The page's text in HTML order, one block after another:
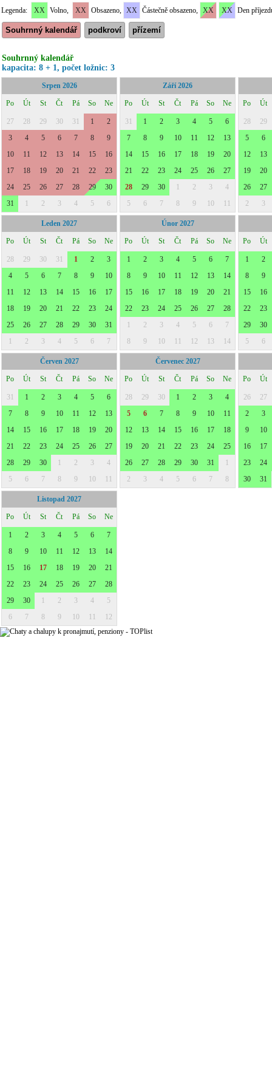
Legenda: XX Volno, XX Obsazeno, XX Částečně obsazeno, XX XX Den
Souhrnný kalendář podkroví přízemí
Souhrnný kalendář
kapacita: 8 + 1, počet ložnic: 3
Srpen 2026
Po Út St Čt Pá So Ne
27 28 29 30 31 1
2
3
4 5 6 7 8
9
10
11 12 13 14 15
16
17
18 19 20 21 22
23
24
25 26 27 28 29
30
31
1 2 3 4 5 6
Září 2026
Po Út St Čt Pá So Ne
31 1 2 3 4 5
6
7
8 9 10 11 12
13
14
15 16 17 18 19
20
21
22 23 24 25 26
27
28
29 30 1 2 3
4
5
6 7 8 9 10 11
Po Út
28
29
5
6
12
13
19
20
26
27
2
3
Leden 2027
Po Út St Čt Pá So Ne
28 29 30 31 1 2
3
4
5 6 7 8 9
10
11
12 13 14 15 16
17
18
19 20 21 22 23
24
25
26 27 28 29 30
31
1
2 3 4 5 6 7
Únor 2027
Po Út St Čt Pá So Ne
1 2 3 4 5 6
7
8
9 10 11 12 13
14
15
16 17 18 19 20
21
22
23 24 25 26 27
28
1
2 3 4 5 6
7
8
9 10 11 12 13 14
Po Út
1
2
8
9
15
16
22
23
29
30
5
6
Červen 2027
Po Út St Čt Pá So Ne
31 1 2 3 4 5
6
7
8 9 10 11 12
13
14
15 16 17 18 19
20
21
22 23 24 25 26
27
28
29 30 1 2 3
4
5
6 7 8 9 10 11
Červenec 2027
Po Út St Čt Pá So Ne
28 29 30 1 2 3
4
5
6 7 8 9 10
11
12
13 14 15 16 17
18
19
20 21 22 23 24
25
26
27 28 29 30 31
1
2
3 4 5 6 7 8
Po Út
26
27
2
3
9
10
16
17
23
24
30
31
Listopad 2027
Po Út St Čt Pá So Ne
1 2 3 4 5 6
7
8
9 10 11 12 13
14
15
16 17 18 19 20
21
22
23 24 25 26 27
28
29
30 1 2 3 4
5
6
7 8 9 10 11 12